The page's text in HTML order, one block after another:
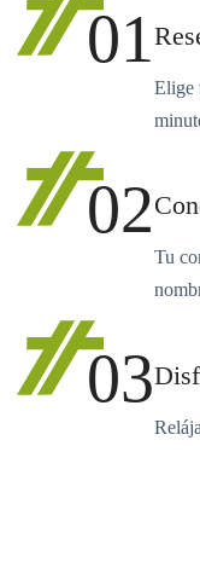
01
Elige
02
Tu
03